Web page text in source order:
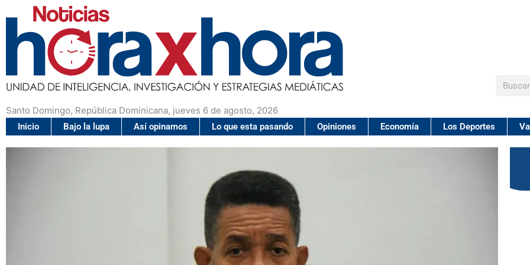
Santo Domingo, República Dominicana, jueves 6 de agosto, 2026
Buscar
Inicio Bajo la lupa Así opinamos Lo que esta pasando Opiniones Economía Los Deportes